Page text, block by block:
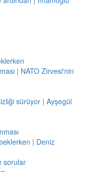
| NATO Zirvesi'nin
sürüyor | Ayşegül
| Deniz
sorular